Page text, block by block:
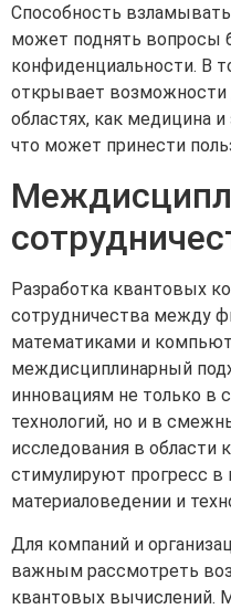
Способность
может поднять вопросы
конфиденциальности. В
открывает возможности
областях, как медицина
что может принести
Разработка квантовых
сотрудничества между
математиками и
междисциплинарный
инновациям не только в
технологий, но и в
исследования в
стимулируют прогресс в
материаловедении и
Для компаний и
важным рассмотреть
квантовых вычислений.